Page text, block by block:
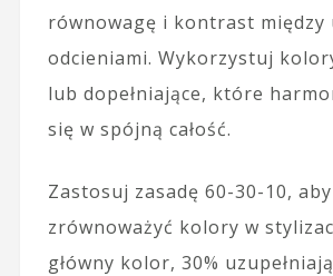
równowagę i kontrast między
odcieniami. Wykorzystuj
lub dopełniające, które
się w spójną całość.
Zastosuj zasadę 60-30-10, aby
zrównoważyć kolory w
główny kolor, 30%